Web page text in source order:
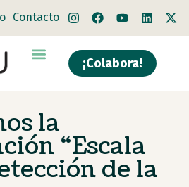
Contacto
¡Colabora!
la
“Escala
de la